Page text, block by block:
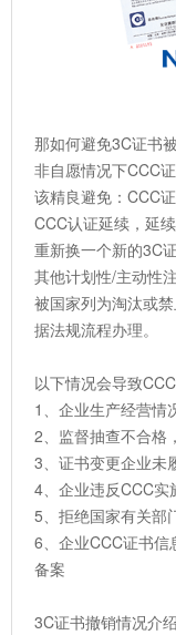
那如何避免3C证书
非自愿情况下CCC
该精良避免：CCC
CCC认证延续，延
重新换一个新的3C
其他计划性/主动性
被国家列为淘汰或
据法规流程办理。
以下情况会导致
1、企业生产经营情
2、监督抽查不合格
3、证书变更企业未
4、企业违反CCC实
5、拒绝国家有关部
6、企业CCC证书
备案
3C证书撤销情况介绍